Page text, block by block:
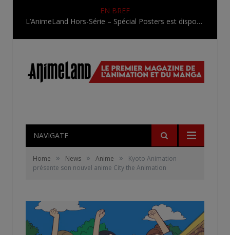
EN BREF
L’AnimeLand Hors-Série – Spécial Posters est disponible !
NAVIGATE
Home » News » Anime »
Kyoto Animation
présente son nouvel anime City the Animation